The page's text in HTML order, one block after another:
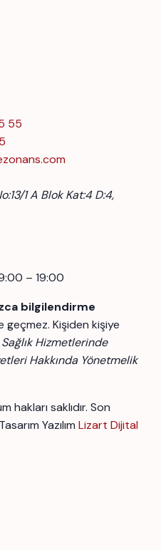
55
1 A Blok Kat:4 D:4,
– 19:00
bilgilendirme
geçmez. Kişiden kişiye
Sağlık Hizmetlerinde
Hakkında Yönetmelik
hakları saklıdır. Son
Yazılım Lizart Dijital